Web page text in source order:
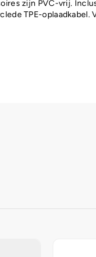
zijn PVC-vrij.
TPE-oplaadkabel.